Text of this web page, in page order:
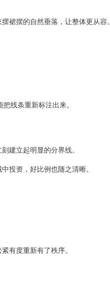
裙摆的自然垂落，让整体更从容。
线条重新标注出来。
建立起明显的分界线。
投资，好比例也随之清晰。
有度重新有了秩序。